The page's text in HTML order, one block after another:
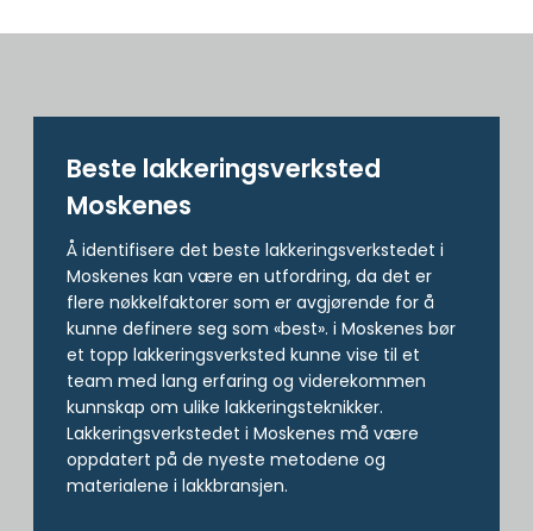
Beste lakkerings­verksted
Moskenes
Å identifisere det beste lakkeringsverkstedet i
Moskenes kan være en utfordring, da det er
flere nøkkelfaktorer som er avgjørende for å
kunne definere seg som «best». i Moskenes bør
et topp lakkeringsverksted kunne vise til et
team med lang erfaring og viderekommen
kunnskap om ulike lakkeringsteknikker.
Lakkeringsverkstedet i Moskenes må være
oppdatert på de nyeste metodene og
materialene i lakkbransjen.